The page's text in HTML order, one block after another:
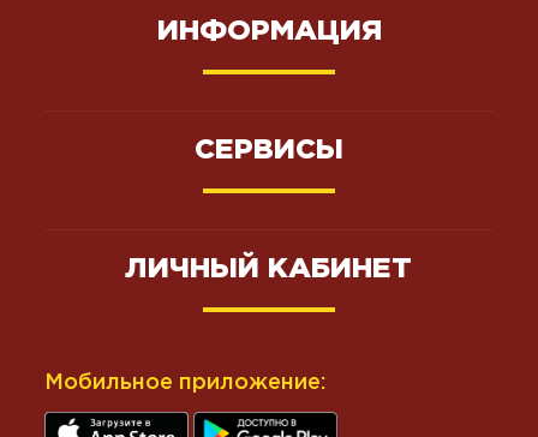
ИНФОРМАЦИЯ
СЕРВИСЫ
ЛИЧНЫЙ КАБИНЕТ
Мобильное приложение: